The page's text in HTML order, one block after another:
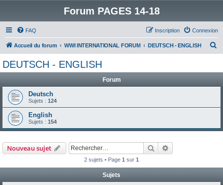
Forum PAGES 14-18
FAQ Connexion
Inscription
Accueil du forum WWI INTERNATIONAL FORUM DEUTSCH - ENGLISH
h
DEUTSCH - ENGLISH
Forum
Deutsch
Sujets : 124
English
Sujets : 154
Nouveau sujet Rechercher
2 sujets • Page 1 sur 1
Sujets